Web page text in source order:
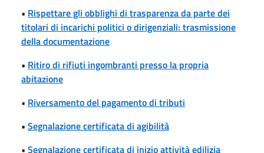
• Rispettare gli obblighi di trasparenza da parte dei
titolari di incarichi politici o dirigenziali: trasmissione
della documentazione
• Ritiro di rifiuti ingombranti presso la propria
abitazione
• Riversamento del pagamento di tributi
• Segnalazione certificata di agibilità
• Segnalazione certificata di inizio attività edilizia